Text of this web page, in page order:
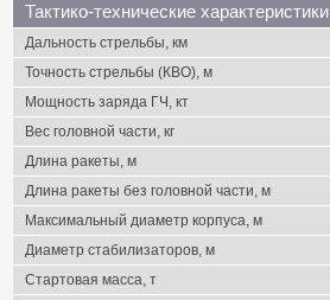
Тактико-технические характеристики
Дальность стрельбы, км
Точность стрельбы (КВО), м
Мощность заряда ГЧ, кт
Вес головной части, кг
Длина ракеты, м
Длина ракеты без головной части, м
Максимальный диаметр корпуса, м
Диаметр стабилизаторов, м
Стартовая масса, т